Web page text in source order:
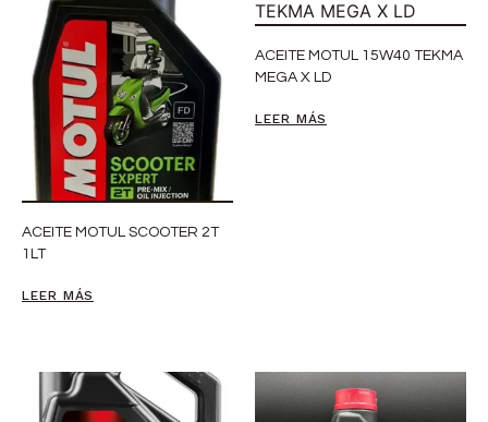
ACEITE MOTUL SCOOTER 2T
1LT
LEER MÁS
ACEITE MOTUL 15W40 TEKMA
MEGA X LD
LEER MÁS